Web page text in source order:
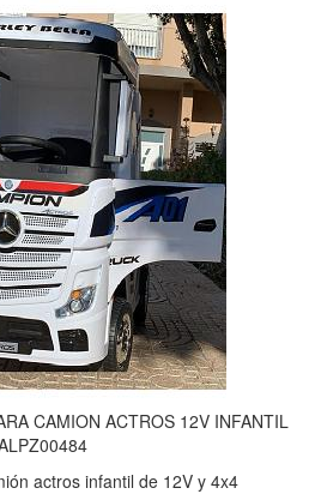
CAMION ACTROS 12V INFANTIL
actros infantil de 12V y 4x4